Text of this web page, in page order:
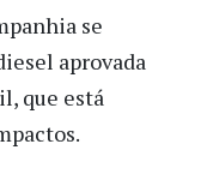
se
aprovada
que está